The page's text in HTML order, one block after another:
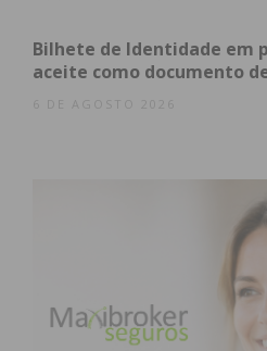
Assine nossa
obtenha de forma
Bilhete de Identidade em
aceite como documento
6 DE AGOSTO 2026